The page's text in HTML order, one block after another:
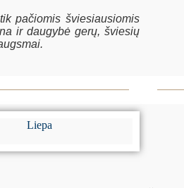
pačiomis šviesiausiomis
ir daugybė gerų, šviesių